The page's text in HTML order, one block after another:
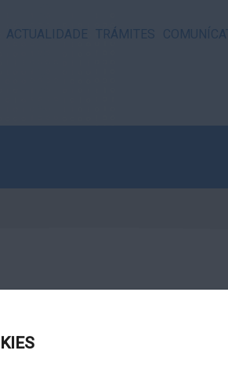
ACTUALIDADE TRÁMITES
no logotipo